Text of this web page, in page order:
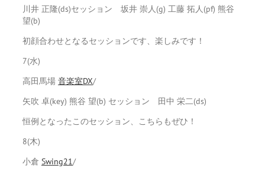
川井 正隆(ds)セッション 坂井 崇人(g) 工藤 拓人(pf) 熊谷
望(b)
初顔合わせとなるセッションです、楽しみです！
7(水)
高田馬場 音楽室DX/
矢吹 卓(key) 熊谷 望(b) セッション 田中 栄二(ds)
恒例となったこのセッション、こちらもぜひ！
8(木)
小倉 Swing21/